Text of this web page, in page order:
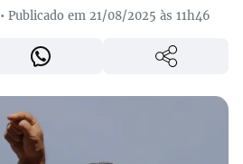
• Publicado em 21/08/2025 às 11h46